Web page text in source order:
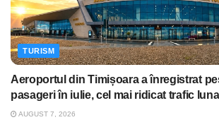
TURISM
Aeroportul din Timișoara a înregistrat
pasageri în iulie, cel mai ridicat trafic
AUGUST 7, 2026